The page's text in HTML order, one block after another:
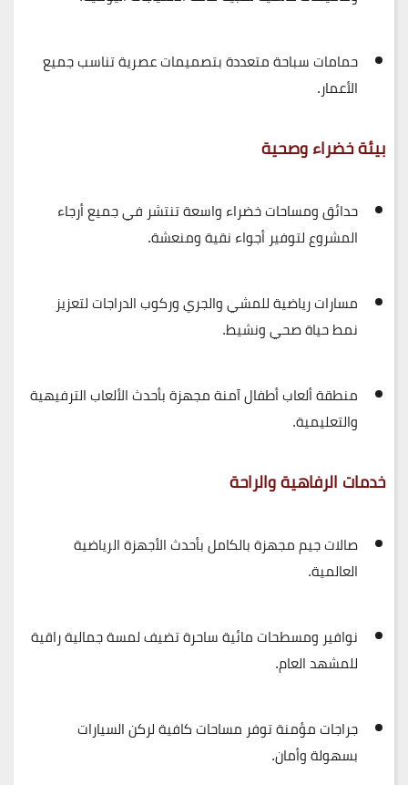
حمامات سباحة متعددةبتصميمات عصرية تناسب جميع
الأعمار.
بيئة خضراء وصحية
حدائق ومساحات خضراء واسعةتنتشر في جميع أرجاء
المشروع لتوفير أجواء نقية ومنعشة.
مسارات رياضية للمشي والجري وركوب الدراجاتلتعزيز
نمط حياة صحي ونشيط.
منطقة ألعاب أطفال آمنةمجهزة بأحدث الألعاب الترفيهية
والتعليمية.
خدمات الرفاهية والراحة
صالات جيم مجهزة بالكاملبأحدث الأجهزة الرياضية
العالمية.
نوافير ومسطحات مائية ساحرةتضيف لمسة جمالية راقية
للمشهد العام.
جراجات مؤمنةتوفر مساحات كافية لركن السيارات
بسهولة وأمان.